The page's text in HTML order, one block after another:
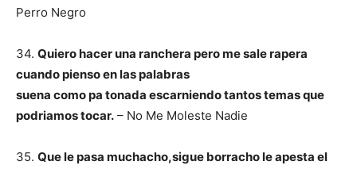
Perro Negro
34. Quiero hacer una ranchera pero me sale rapera
cuando pienso en las palabras
suena como pa tonada escarniendo tantos temas que
podriamos tocar. – No Me Moleste Nadie
35. Que le pasa muchacho,sigue borracho le apesta el